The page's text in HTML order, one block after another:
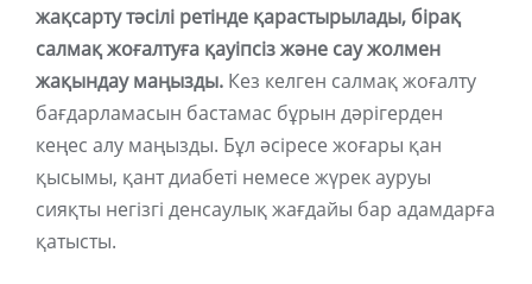
жақсарту тәсілі ретінде қарастырылады, бірақ
салмақ жоғалтуға қауіпсіз және сау жолмен
жақындау маңызды. Кез келген салмақ жоғалту
бағдарламасын бастамас бұрын дәрігерден
кеңес алу маңызды. Бұл әсіресе жоғары қан
қысымы, қант диабеті немесе жүрек ауруы
сияқты негізгі денсаулық жағдайы бар адамдарға
қатысты.